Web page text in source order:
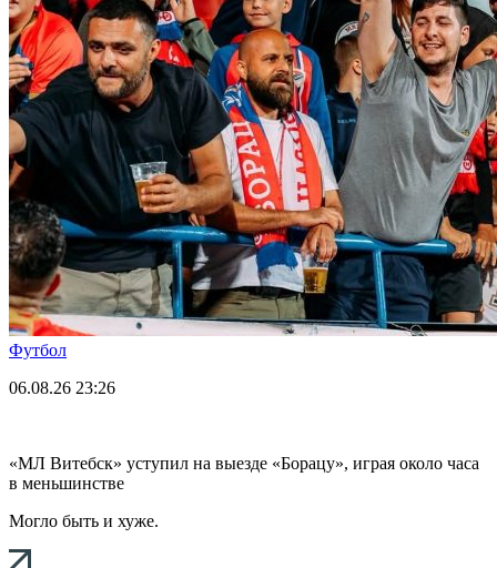
Футбол
06.08.26 23:26
«МЛ Витебск» уступил на выезде «Борацу», играя около часа
в меньшинстве
Могло быть и хуже.